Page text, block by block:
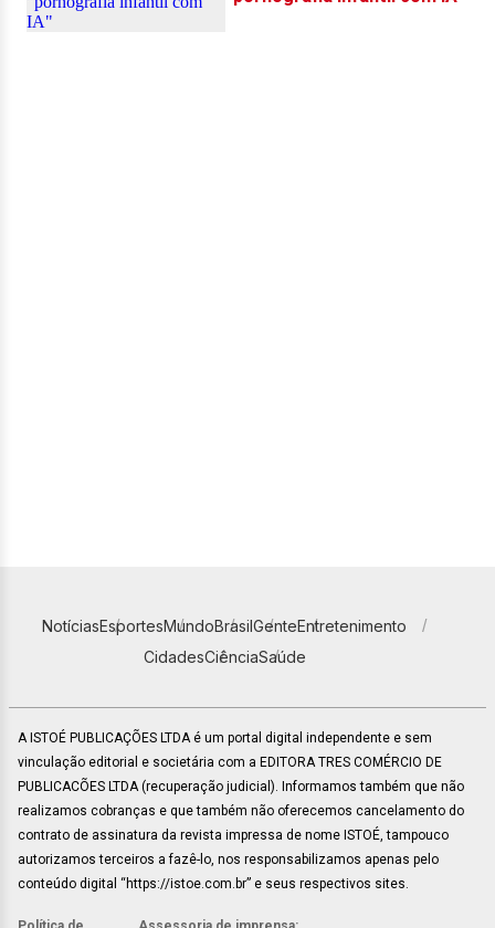
NotíciasEsportesMundoBrasilGenteEntretenimento
CidadesCiênciaSaúde
A ISTOÉ PUBLICAÇÕES LTDA é um portal digital independente e sem
vinculação editorial e societária com a EDITORA TRES COMÉRCIO DE
PUBLICACÕES LTDA (recuperação judicial). Informamos também que não
realizamos cobranças e que também não oferecemos cancelamento do
contrato de assinatura da revista impressa de nome ISTOÉ, tampouco
autorizamos terceiros a fazê-lo, nos responsabilizamos apenas pelo
conteúdo digital “https://istoe.com.br” e seus respectivos sites.